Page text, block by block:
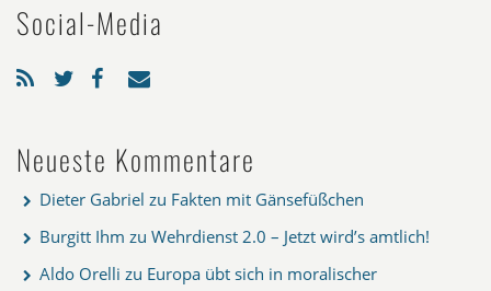
Social-Media
Neueste Kommentare
Dieter Gabriel zu Fakten mit Gänsefüßchen
Burgitt Ihm zu Wehrdienst 2.0 – Jetzt wird’s amtlich!
Aldo Orelli zu Europa übt sich in moralischer